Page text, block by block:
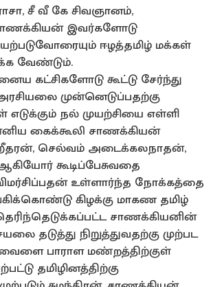
சீ வீ கே சிவஞானம்,
இவர்களோடு
ஈழத்தமிழ் மக்கள்
வேண்டும்.
கட்சிகளோடு கூட்டு சேர்ந்து
முன்னெடுப்பதற்கு
நல் முயற்சியை எள்ளி
கைக்கூலி சாணக்கியன்
செல்வம் அடைக்கலநாதன்,
கூடிப்பேசுவதை
உள்ளார்ந்த நோக்கத்தை
கிழக்கு மாகண தமிழ்
சாணக்கியனின்
தடுத்து நிறுத்துவதற்கு முற்பட
பாராள மண்றத்திற்குள்
தமிழினத்திற்கு